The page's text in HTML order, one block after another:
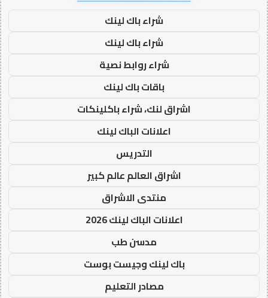
شراء باك لينك
شراء باك لينك
شراء روابط نصية
باقات باك لينك
اشراق لنك، شراء باكلينكات
اعلانات الباك لينك
التدريس
اشراق العالم عالم كبير
منتدى الاشراق
اعلانات الباك لينك 2026
مدسن طب
باك لينك وجيست بوست
مصادر التعليم